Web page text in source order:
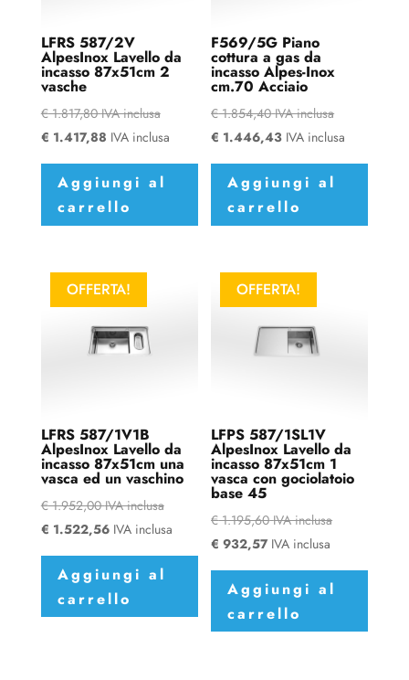
LFRS 587/2V
AlpesInox Lavello da
incasso 87x51cm 2
vasche
€1.817,80 IVA inclusa
€ 1.417,88 IVA inclusa
Aggiungi al
carrello
F569/5G Piano
cottura a gas da
incasso Alpes-Inox
cm.70 Acciaio
€1.854,40 IVA inclusa
€ 1.446,43 IVA inclusa
Aggiungi al
carrello
OFFERTA!
LFRS 587/1V1B
AlpesInox Lavello da
incasso 87x51cm una
vasca ed un vaschino
€1.952,00 IVA inclusa
€ 1.522,56 IVA inclusa
Aggiungi al
carrello
OFFERTA!
LFPS 587/1SL1V
AlpesInox Lavello da
incasso 87x51cm 1
vasca con gociolatoio
base 45
€1.195,60 IVA inclusa
€ 932,57 IVA inclusa
Aggiungi al
carrello